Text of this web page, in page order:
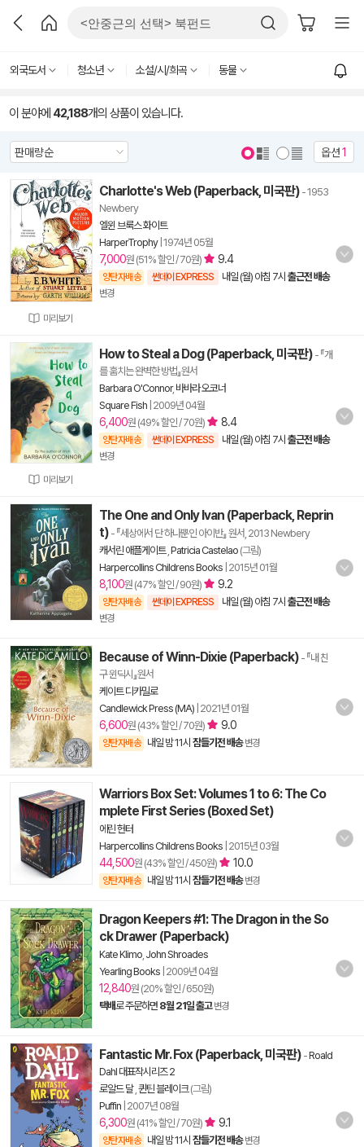
외국도서 청소년 소설/시/희곡 동물
이 분야에 42,188개의 상품이 있습니다.
옵션1
미리보기
Charlotte's Web (Paperback, 미국판) - 1953
Newbery
엘윈 브룩스 화이트
HarperTrophy| 1974년 05월
7,000원 (51% 할인 / 70원) 9.4
양탄자배송 썬데이 EXPRESS 내일 (월) 아침 7시 출근전 배송
변경
미리보기
How to Steal a Dog (Paperback, 미국판) - 『개
를 훔치는 완벽한 방법』원서
Barbara O'Connor, 바바라 오코너
Square Fish 2009년 04월
6,400원 (49% 할인 / 70원) 8.4
양탄자배송 썬데이 EXPRESS 내일 (월) 아침 7시 출근전 배송
변경
The One and Only Ivan (Paperback, Reprin
t) - 『세상에서 단 하나뿐인 아이반』 원서, 2013 Newbery
캐서린 애플게이트, Patricia Castelao (그림)
Harpercollins Childrens Books 2015년 01월
8,100원 (47% 할인 / 90원) 9.2
양탄자배송 썬데이 EXPRESS 내일 (월) 아침 7시 출근전 배송
변경
Because of Winn-Dixie (Paperback) - 『내 친
구 윈딕시』원서
케이트 디카밀로
Candlewick Press (MA) 2021년 01월
6,600원 (43% 할인 / 70원) 9.0
양탄자배송 내일 밤 11시 잠들기전 배송 변경
Warriors Box Set: Volumes 1 to 6: The Co
mplete First Series (Boxed Set)
에린 헌터
Harpercollins Childrens Books 2015년 03월
44,500원 (43% 할인 / 450원) 10.0
양탄자배송 내일 밤 11시 잠들기전 배송 변경
Dragon Keepers #1: The Dragon in the So
ck Drawer (Paperback)
Kate Klimo John Shroades
Yearling Books 2009년 04월
12,840원 (20% 할인 / 650원)
택배로 주문하면 8월 21일 출고 변경
Fantastic Mr. Fox (Paperback, 미국판) -Roald
Dahl 대표작시리즈 2
로알드 달, 퀸틴 블레이크(그림)
Puffin 2007년 08월
6,300원 (41% 할인 / 70원) 9.1
양탄자배송 내일 밤 11시 잠들기전 배송 변경